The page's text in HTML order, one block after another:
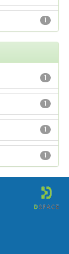
1
1
1
1
1